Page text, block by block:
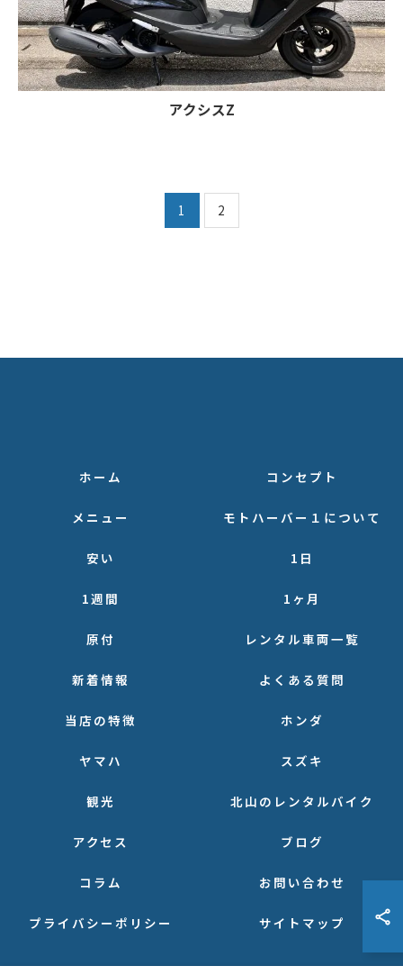
アクシスZ
1 2
ホーム コンセプト
メニュー モトハーバー１について
安い 1日
1週間 1ヶ月
原付 レンタル車両一覧
新着情報 よくある質問
当店の特徴 ホンダ
ヤマハ スズキ
観光 北山のレンタルバイク
アクセス ブログ
コラム お問い合わせ
プライバシーポリシー サイトマップ